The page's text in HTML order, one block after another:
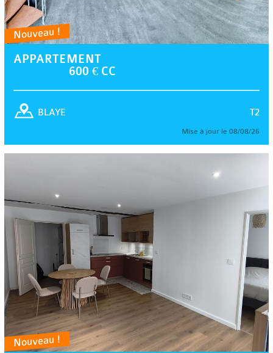
Nouveau !
APPARTEMENT
600 € CC
T2
BLAYE
Mise à jour le 08/08/26
Nouveau !